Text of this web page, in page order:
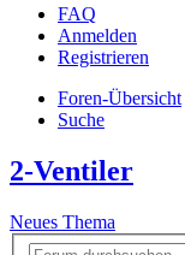
FAQ
Anmelden
Registrieren
Foren-Übersicht
Suche
2-Ventiler
Neues Thema